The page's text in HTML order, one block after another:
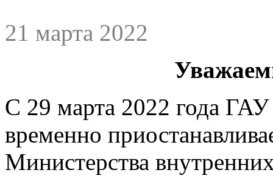
21 марта 2022
С 29 марта 2022 года
временно
Министерства